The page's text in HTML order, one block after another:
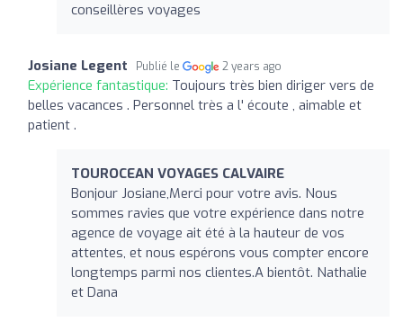
conseillères voyages
Josiane Legent Publié le 2 years ago
Expérience fantastique: Toujours très bien diriger vers de
belles vacances . Personnel très a l' écoute , aimable et
patient .
TOUROCEAN VOYAGES CALVAIRE
Bonjour Josiane,Merci pour votre avis. Nous
sommes ravies que votre expérience dans notre
agence de voyage ait été à la hauteur de vos
attentes, et nous espérons vous compter encore
longtemps parmi nos clientes.A bientôt. Nathalie
et Dana